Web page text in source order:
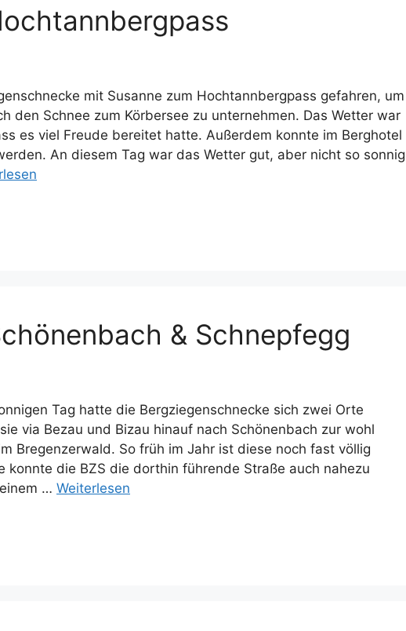
mit Susanne zum Hochtannbergpass gefahren, um
den Schnee zum Körbersee zu unternehmen. Das Wetter war
es viel Freude bereitet hatte. Außerdem konnte im Berghotel
An diesem Tag war das Wetter gut, aber nicht so sonnig
& Schnepfegg
Tag hatte die Bergziegenschnecke sich zwei Orte
via Bezau und Bizau hinauf nach Schönenbach zur wohl
Bregenzerwald. So früh im Jahr ist diese noch fast völlig
konnte die BZS die dorthin führende Straße auch nahezu
… Weiterlesen